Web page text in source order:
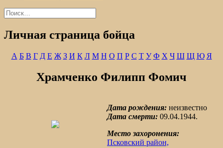
Найти:
Личная страница бойца
А Б В Г Д Е Ж З И К Л М Н О П Р С Т У Ф Х Ч Ш Щ Ю Я
Храмченко Филипп Фомич
Дата рождения: неизвестно
Дата смерти: 09.04.1944.
Место захоронения:
Псковский район,